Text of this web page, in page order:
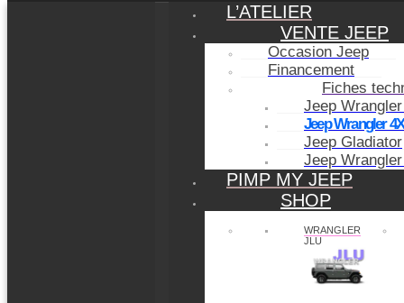
L’ATELIER
VENTE JEEP
Occasion Jeep
Financement
Fiches
Jeep
Jeep Wrangler
Jeep Gladiator
Jeep
PIMP MY JEEP
SHOP
WRANGLER
JLU